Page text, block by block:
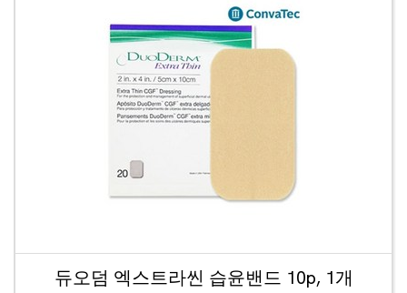
듀오덤 엑스트라씬 습윤밴드 10p, 1개